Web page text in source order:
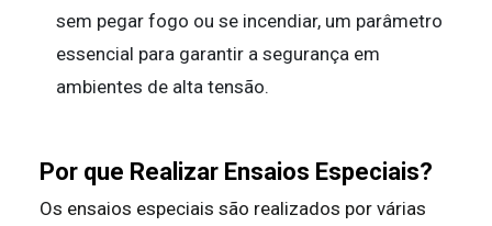
sem pegar fogo ou se incendiar, um parâmetro
essencial para garantir a segurança em
ambientes de alta tensão.
Por que Realizar Ensaios Especiais?
Os ensaios especiais são realizados por várias